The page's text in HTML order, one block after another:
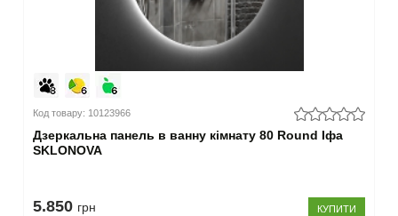
Код товару: 10123966
Дзеркальна панель в ванну кімнату 80 Round Іфа
SKLONOVA
5.850 грн КУПИТИ